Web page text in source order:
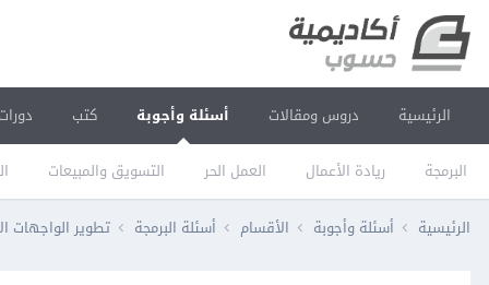
الرئيسية دروس ومقالات أسئلة وأجوبة
البرمجة ريادة الأعمال العمل الحر التسويق والمبيعات
كتب
الرئيسية أسئلة وأجوبة الأقسام أسئلة البرمجة تطوير الواجهات